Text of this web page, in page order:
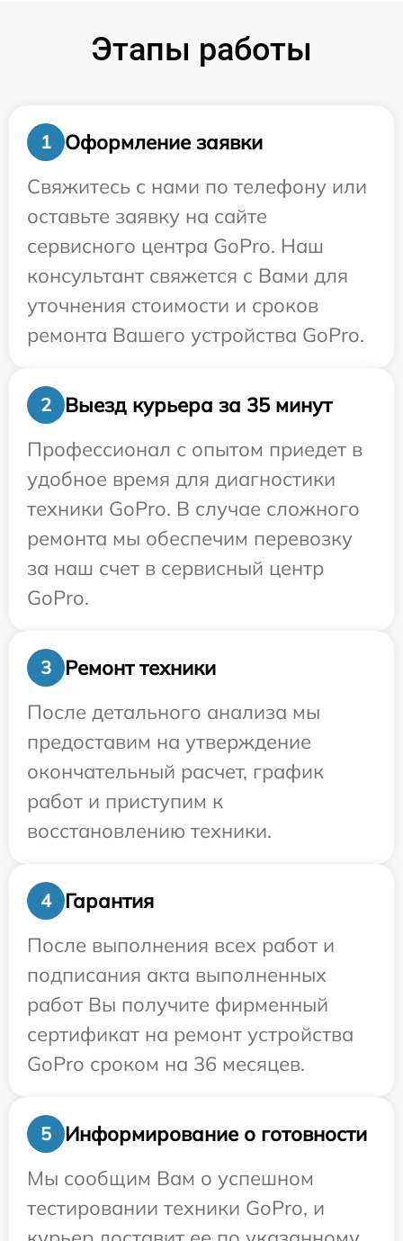
Этапы работы
1
Оформление заявки
Свяжитесь с нами по телефону или
оставьте заявку на сайте
сервисного центра GoPro. Наш
консультант свяжется с Вами для
уточнения стоимости и сроков
ремонта Вашего устройства GoPro.
2
Выезд курьера за 35 минут
Профессионал с опытом приедет в
удобное время для диагностики
техники GoPro. В случае сложного
ремонта мы обеспечим перевозку
за наш счет в сервисный центр
GoPro.
3
Ремонт техники
После детального анализа мы
предоставим на утверждение
окончательный расчет, график
работ и приступим к
восстановлению техники.
4
Гарантия
После выполнения всех работ и
подписания акта выполненных
работ Вы получите фирменный
сертификат на ремонт устройства
GoPro сроком на 36 месяцев.
5
Информирование о готовности
Мы сообщим Вам о успешном
тестировании техники GoPro, и